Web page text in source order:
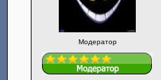
Модератор